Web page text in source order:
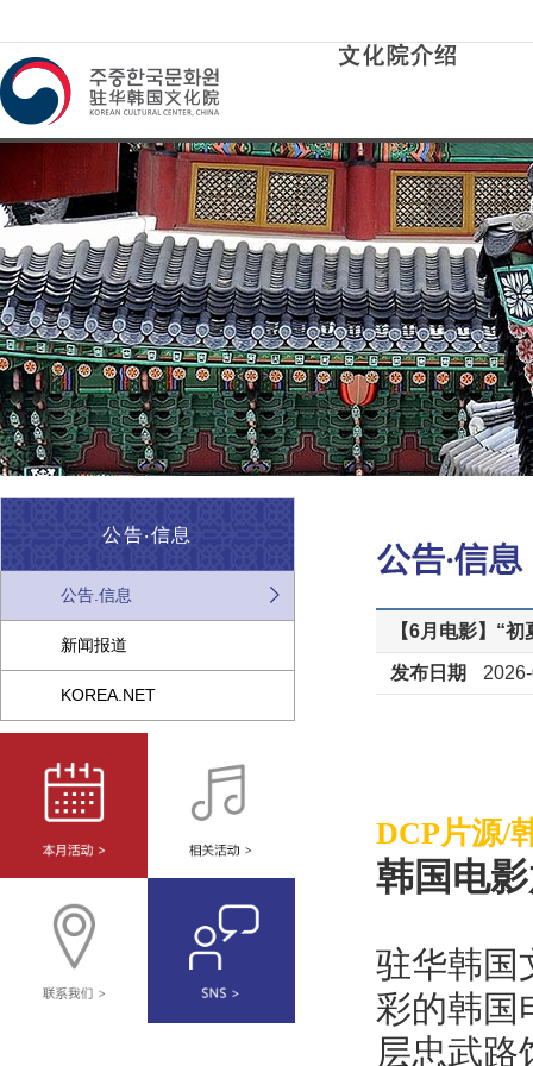
公告‧信息
公告.信息
新闻报道
KOREA.NET
【6月电影】“
发布日期
DCP片源/
韩国电
驻华韩国
彩的韩国
层忠武路